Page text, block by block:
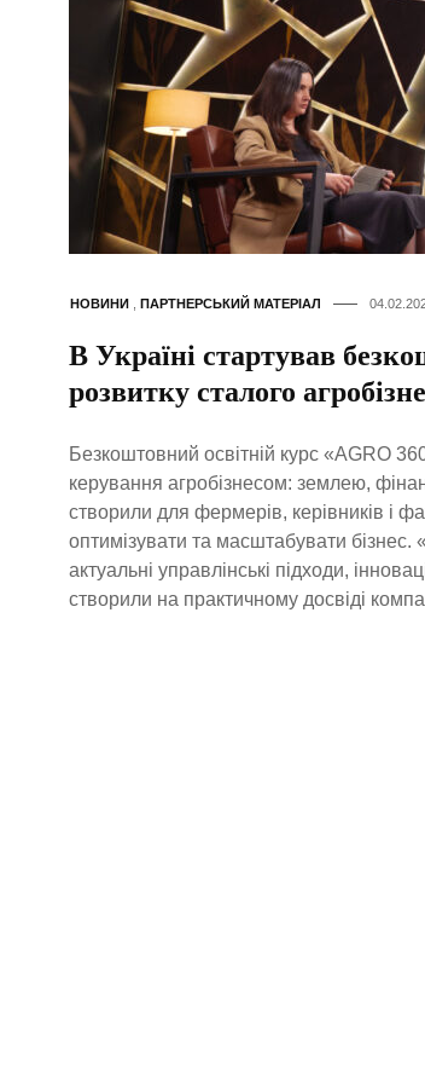
НОВИНИ ПАРТНЕРСЬКИЙ МАТЕРІАЛ
В Україні стартував
розвитку сталого
Безкоштовний освітній курс «AGRO
керування агробізнесом: землею,
створили для фермерів, керівників і
оптимізувати та масштабувати
актуальні управлінські підходи,
створили на практичному досвіді